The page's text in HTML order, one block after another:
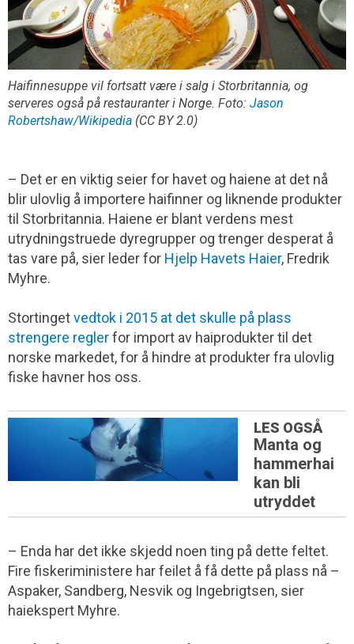
Haifinnesuppe vil fortsatt være i salg i Storbritannia, og
serveres også på restauranter i Norge. Foto: Jason
Robertshaw/Wikipedia (CC BY 2.0)
– Det er en viktig seier for havet og haiene at det nå
blir ulovlig å importere haifinner og liknende produkter
til Storbritannia. Haiene er blant verdens mest
utrydningstruede dyregrupper og trenger desperat å
tas vare på, sier leder for Hjelp Havets Haier, Fredrik
Myhre.
Stortingetvedtok i 2015 at det skulle på plass
strengere reglerfor import av haiprodukter til det
norske markedet, for å hindre at produkter fra ulovlig
fiske havner hos oss.
LES OGSÅ
Manta og
hammerhai
kan bli
utryddet
– Enda har det ikke skjedd noen ting på dette feltet.
Fire fiskeriministere har feilet å få dette på plass nå –
Aspaker, Sandberg, Nesvik og Ingebrigtsen, sier
haiekspert Myhre.